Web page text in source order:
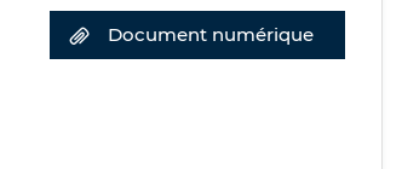
Document numérique